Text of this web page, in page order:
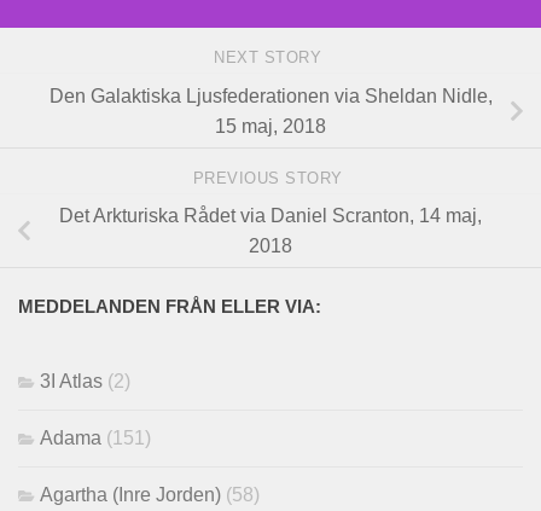
NEXT STORY
Den Galaktiska Ljusfederationen via Sheldan Nidle,
15 maj, 2018
PREVIOUS STORY
Det Arkturiska Rådet via Daniel Scranton, 14 maj,
2018
MEDDELANDEN FRÅN ELLER VIA:
3I Atlas (2)
Adama (151)
Agartha (Inre Jorden) (58)